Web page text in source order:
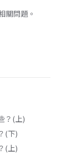
關問題。
？(上)
(下)
(上)